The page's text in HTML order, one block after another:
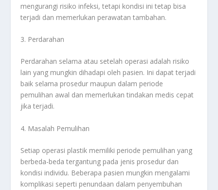
mengurangi risiko infeksi, tetapi kondisi ini tetap bisa
terjadi dan memerlukan perawatan tambahan.
3. Perdarahan
Perdarahan selama atau setelah operasi adalah risiko
lain yang mungkin dihadapi oleh pasien. Ini dapat terjadi
baik selama prosedur maupun dalam periode
pemulihan awal dan memerlukan tindakan medis cepat
jika terjadi.
4. Masalah Pemulihan
Setiap operasi plastik memiliki periode pemulihan yang
berbeda-beda tergantung pada jenis prosedur dan
kondisi individu. Beberapa pasien mungkin mengalami
komplikasi seperti penundaan dalam penyembuhan